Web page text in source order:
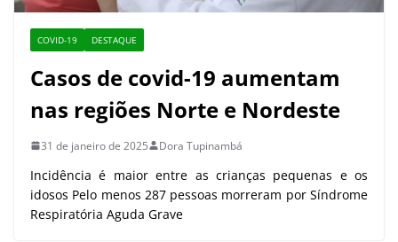
COVID-19 DESTAQUE
Casos de covid-19 aumentam
nas regiões Norte e Nordeste
31 de janeiro de 2025 Dora Tupinambá
Incidência é maior entre as crianças pequenas e os
idosos Pelo menos 287 pessoas morreram por Síndrome
Respiratória Aguda Grave